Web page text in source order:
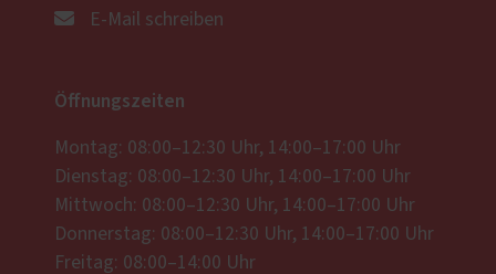
E-Mail schreiben
Öffnungszeiten
Montag: 08:00–12:30 Uhr, 14:00–17:00 Uhr
Dienstag: 08:00–12:30 Uhr, 14:00–17:00 Uhr
Mittwoch: 08:00–12:30 Uhr, 14:00–17:00 Uhr
Donnerstag: 08:00–12:30 Uhr, 14:00–17:00 Uhr
Freitag: 08:00–14:00 Uhr